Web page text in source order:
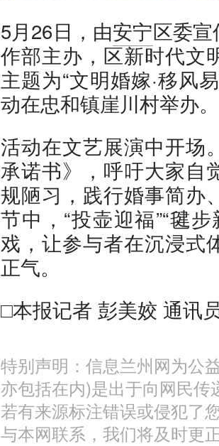
5月26日，由安宁区委
作部主办，区新时代文
主题为“文明婚嫁·移风
动在忠和镇崖川村举办。
活动在文艺展演中开场
承诺书》，呼吁大家自
规陋习，践行婚事简办
节中，“投壶迎福”“毽
戏，让参与者在沉浸式
正气。
□本报记者 彭美姣 通讯
特别声明：信息兰州网为公
亦包括在内)是出于向网民
若有来源标注错误或侵犯了
与本网联系，我们将及时更